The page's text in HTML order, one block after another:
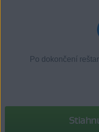
Po dokončení